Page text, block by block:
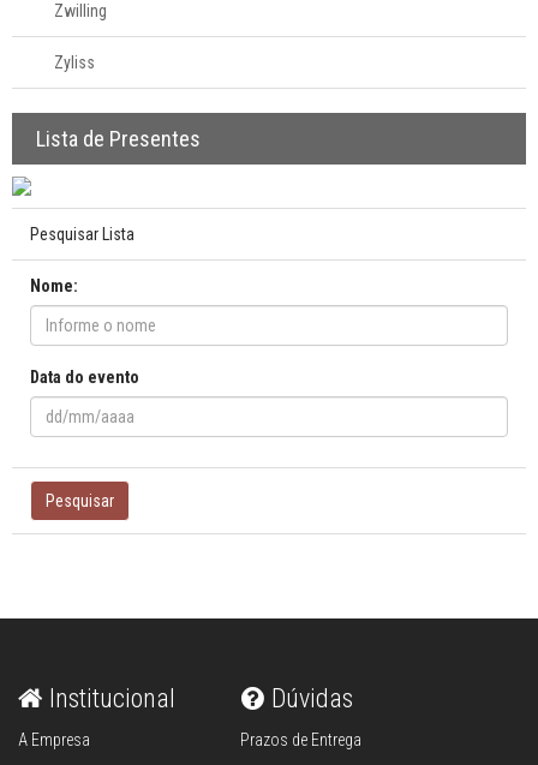
Zwilling
Zyliss
Lista de Presentes
Pesquisar Lista
Nome:
Data do evento
Pesquisar
Institucional
A Empresa
Dúvidas
Prazos de Entrega